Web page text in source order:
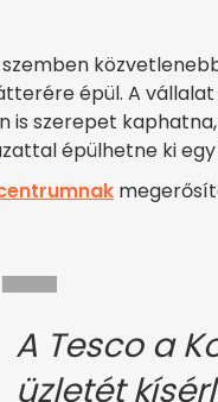
épül. A
is szerepet
épülhetne ki egy
A Tesco a
üzletét